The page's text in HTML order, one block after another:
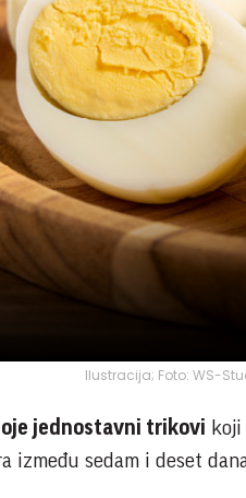
Ilustracija; Foto: WS-
jednostavni trikovi
između sedam i deset